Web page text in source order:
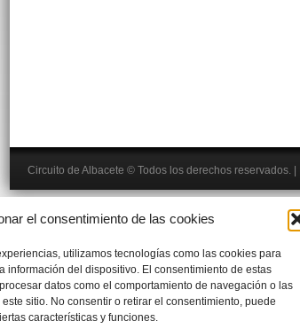
el consentimiento de las cookies
utilizamos tecnologías como las cookies para
información del dispositivo. El consentimiento de estas
datos como el comportamiento de navegación o las
sitio. No consentir o retirar el consentimiento, puede
características y funciones.
Circuito de Albacete © Todos los derechos reservados.